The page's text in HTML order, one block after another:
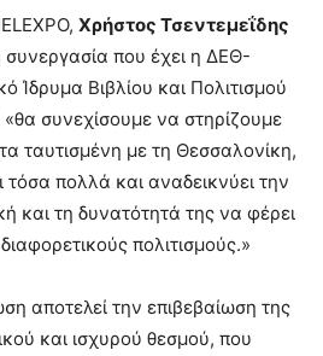
Χρήστος Τσεντεμεΐδης
που έχει η ΔΕΘ-
Ίδρυμα Βιβλίου και Πολιτισμού
«θα συνεχίσουμε να στηρίζουμε
ταυτισμένη με τη Θεσσαλονίκη,
τόσα πολλά και αναδεικνύει την
και τη δυνατότητά της να φέρει
πολιτισμούς.»
αποτελεί την επιβεβαίωση της
και ισχυρού θεσμού, που